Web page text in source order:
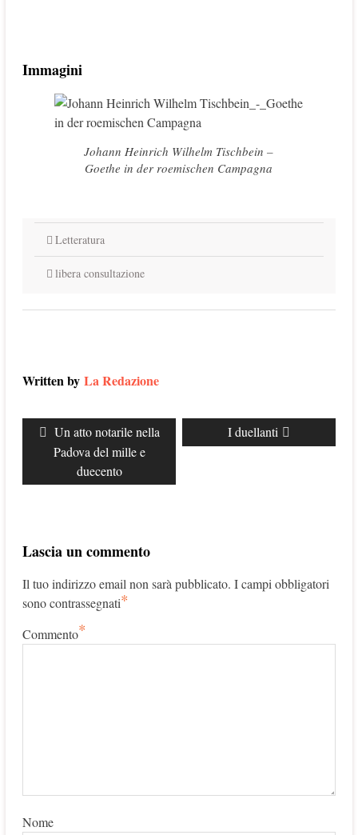
Immagini
Johann Heinrich Wilhelm Tischbein –
Goethe in der roemischen Campagna
Letteratura
libera consultazione
Written byLa Redazione
Navigazione
articoliPrevious
post:
Un atto notarile nella
Padova del mille e
duecento
Next
post:
I duellanti
Lascia un commento
Il tuo indirizzo email non sarà pubblicato. I campi obbligatori
sono contrassegnati*
Commento*
Nome